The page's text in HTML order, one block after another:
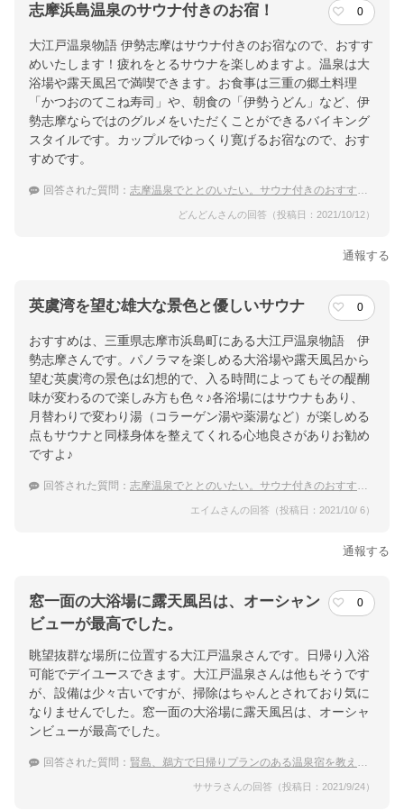
志摩浜島温泉のサウナ付きのお宿！ 0
大江戸温泉物語 伊勢志摩はサウナ付きのお宿なので、おすす
めいたします！疲れをとるサウナを楽しめますよ。温泉は大
浴場や露天風呂で満喫できます。お食事は三重の郷土料理
「かつおのてこね寿司」や、朝食の「伊勢うどん」など、伊
勢志摩ならではのグルメをいただくことができるバイキング
スタイルです。カップルでゆっくり寛げるお宿なので、おす
すめです。
回答された質問： 志摩温泉でととのいたい。サウナ付きのおすすめ宿を教えて！
どんどんさんの回答（投稿日：2021/10/12）
通報する
英虞湾を望む雄大な景色と優しいサウナ 0
おすすめは、三重県志摩市浜島町にある大江戸温泉物語 伊
勢志摩さんです。パノラマを楽しめる大浴場や露天風呂から
望む英虞湾の景色は幻想的で、入る時間によってもその醍醐
味が変わるので楽しみ方も色々♪各浴場にはサウナもあり、
月替わりで変わり湯（コラーゲン湯や薬湯など）が楽しめる
点もサウナと同様身体を整えてくれる心地良さがありお勧め
ですよ♪
回答された質問： 志摩温泉でととのいたい。サウナ付きのおすすめ宿を教えて！
エイムさんの回答（投稿日：2021/10/ 6）
通報する
窓一面の大浴場に露天風呂は、オーシャン
ビューが最高でした。
0
眺望抜群な場所に位置する大江戸温泉さんです。日帰り入浴
可能でデイユースできます。大江戸温泉さんは他もそうです
が、設備は少々古いですが、掃除はちゃんとされており気に
なりませんでした。窓一面の大浴場に露天風呂は、オーシャ
ンビューが最高でした。
回答された質問： 賢島、鵜方で日帰りプランのある温泉宿を教えて欲しいです。
ササラさんの回答（投稿日：2021/9/24）